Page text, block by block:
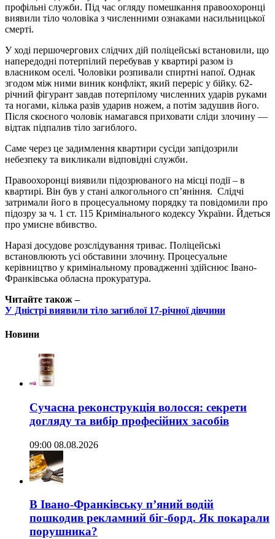
профільні служби. Під час огляду помешкання правоохоронці
виявили тіло чоловіка з численними ознаками насильницької
смерті.
У ході першочергових слідчих дій поліцейські встановили, що
напередодні потерпілий перебував у квартирі разом із
власником оселі. Чоловіки розпивали спиртні напої. Однак
згодом між ними виник конфлікт, який переріс у бійку. 62-
річний фігурант завдав потерпілому численних ударів руками
та ногами, кілька разів ударив ножем, а потім задушив його.
Після скоєного чоловік намагався приховати сліди злочину —
відтак підпалив тіло загиблого.
Саме через це задимлення квартири сусіди запідозрили
небезпеку та викликали відповідні служби.
Правоохоронці виявили підозрюваного на місці події – в
квартирі. Він був у стані алкогольного сп’яніння. Слідчі
затримали його в процесуальному порядку та повідомили про
підозру за ч. 1 ст. 115 Кримінального кодексу України. Йдеться
про умисне вбивство.
Наразі досудове розслідування триває. Поліцейські
встановлюють усі обставини злочину. Процесуальне
керівництво у кримінальному провадженні здійснює Івано-
Франківська обласна прокуратура.
Читайте також –
У Дністрі виявили тіло загиблої 17-річної дівчини
Новини
Сучасна реконструкція волосся: секрети
догляду та вибір професійних засобів
09:00 08.08.2026
В Івано-Франківську п’яний водій
пошкодив рекламний біг-борд. Як покарали
порушника?